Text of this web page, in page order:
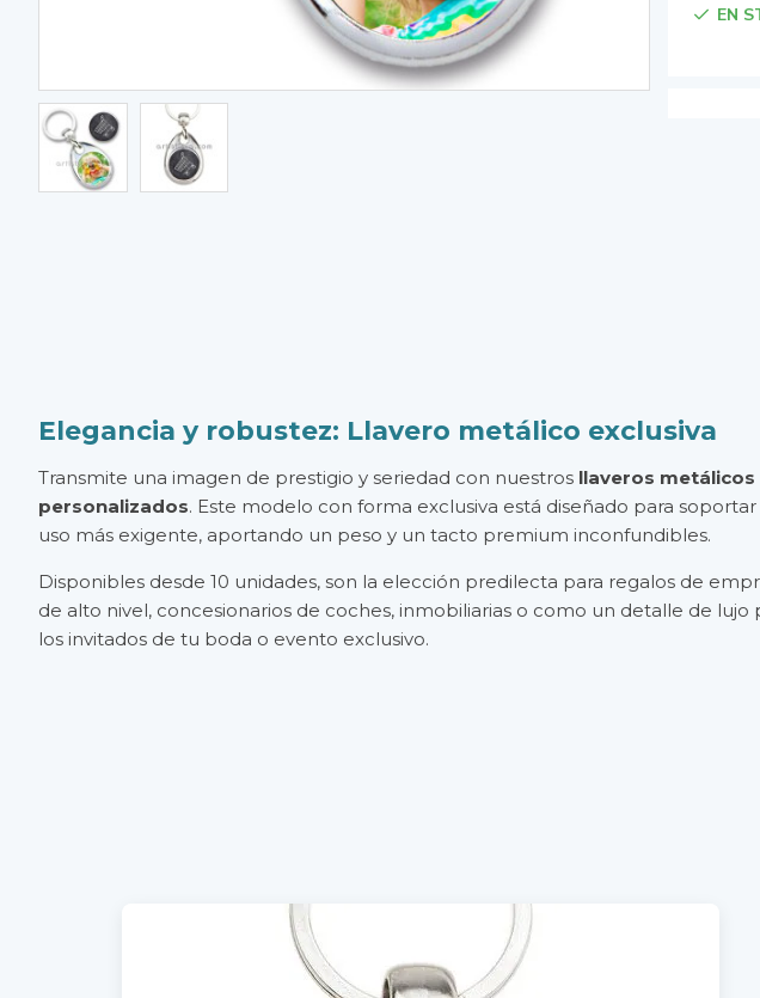
EN
Elegancia y robustez: Llavero metálico exclusiva
Transmite una imagen de prestigio y seriedad con nuestros llaveros metálicos
personalizados. Este modelo con forma exclusiva está diseñado para soportar
uso más exigente, aportando un peso y un tacto premium inconfundibles.
Disponibles desde 10 unidades, son la elección predilecta para regalos de
de alto nivel, concesionarios de coches, inmobiliarias o como un detalle de lujo
los invitados de tu boda o evento exclusivo.